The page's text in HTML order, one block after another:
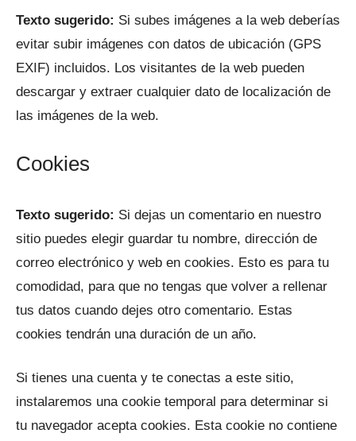
Texto sugerido: Si subes imágenes a la web deberías
evitar subir imágenes con datos de ubicación (GPS
EXIF) incluidos. Los visitantes de la web pueden
descargar y extraer cualquier dato de localización de
las imágenes de la web.
Cookies
Texto sugerido: Si dejas un comentario en nuestro
sitio puedes elegir guardar tu nombre, dirección de
correo electrónico y web en cookies. Esto es para tu
comodidad, para que no tengas que volver a rellenar
tus datos cuando dejes otro comentario. Estas
cookies tendrán una duración de un año.
Si tienes una cuenta y te conectas a este sitio,
instalaremos una cookie temporal para determinar si
tu navegador acepta cookies. Esta cookie no contiene